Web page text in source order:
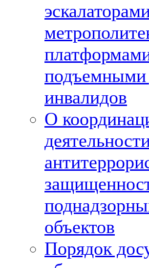
подъемными
инвалидов
О
объектов
Порядок